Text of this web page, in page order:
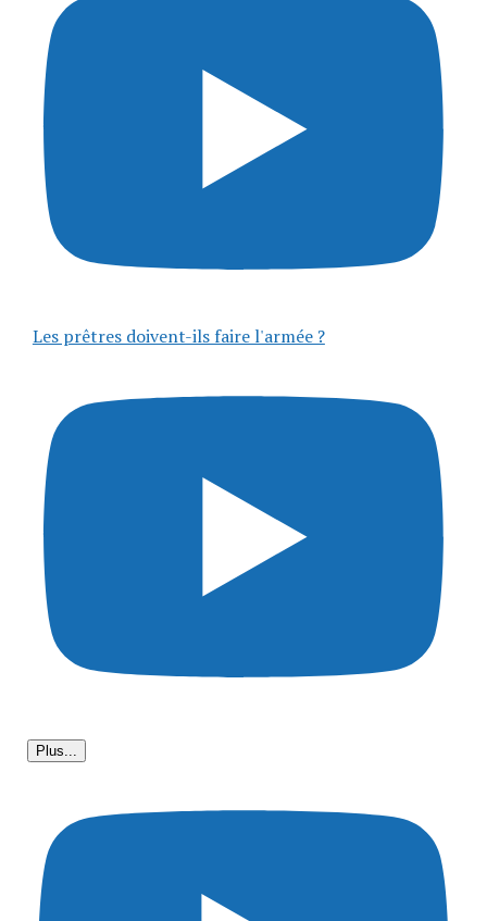
Les prêtres doivent-ils faire l'armée ?
Plus...